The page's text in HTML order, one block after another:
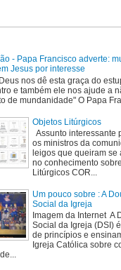
- Papa Francisco adverte:
Jesus por interesse
nos dê esta graça do
e também ele nos ajude a
de mundanidade" O Papa
Objetos Litúrgicos
Assunto interessante
os ministros da
leigos que queiram se
no conhecimento
Litúrgicos COR...
Um pouco sobre : A
Social da Igreja
Imagem da Internet A
Social da Igreja (DSI)
de princípios e
Igreja Católica sobre